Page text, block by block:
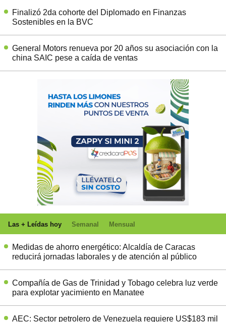
Finalizó 2da cohorte del Diplomado en Finanzas
Sostenibles en la BVC
General Motors renueva por 20 años su asociación con la
china SAIC pese a caída de ventas
Las + Leídas hoy Semanal Mensual
Medidas de ahorro energético: Alcaldía de Caracas
reducirá jornadas laborales y de atención al público
Compañía de Gas de Trinidad y Tobago celebra luz verde
para explotar yacimiento en Manatee
AEC: Sector petrolero de Venezuela requiere US$183 mil